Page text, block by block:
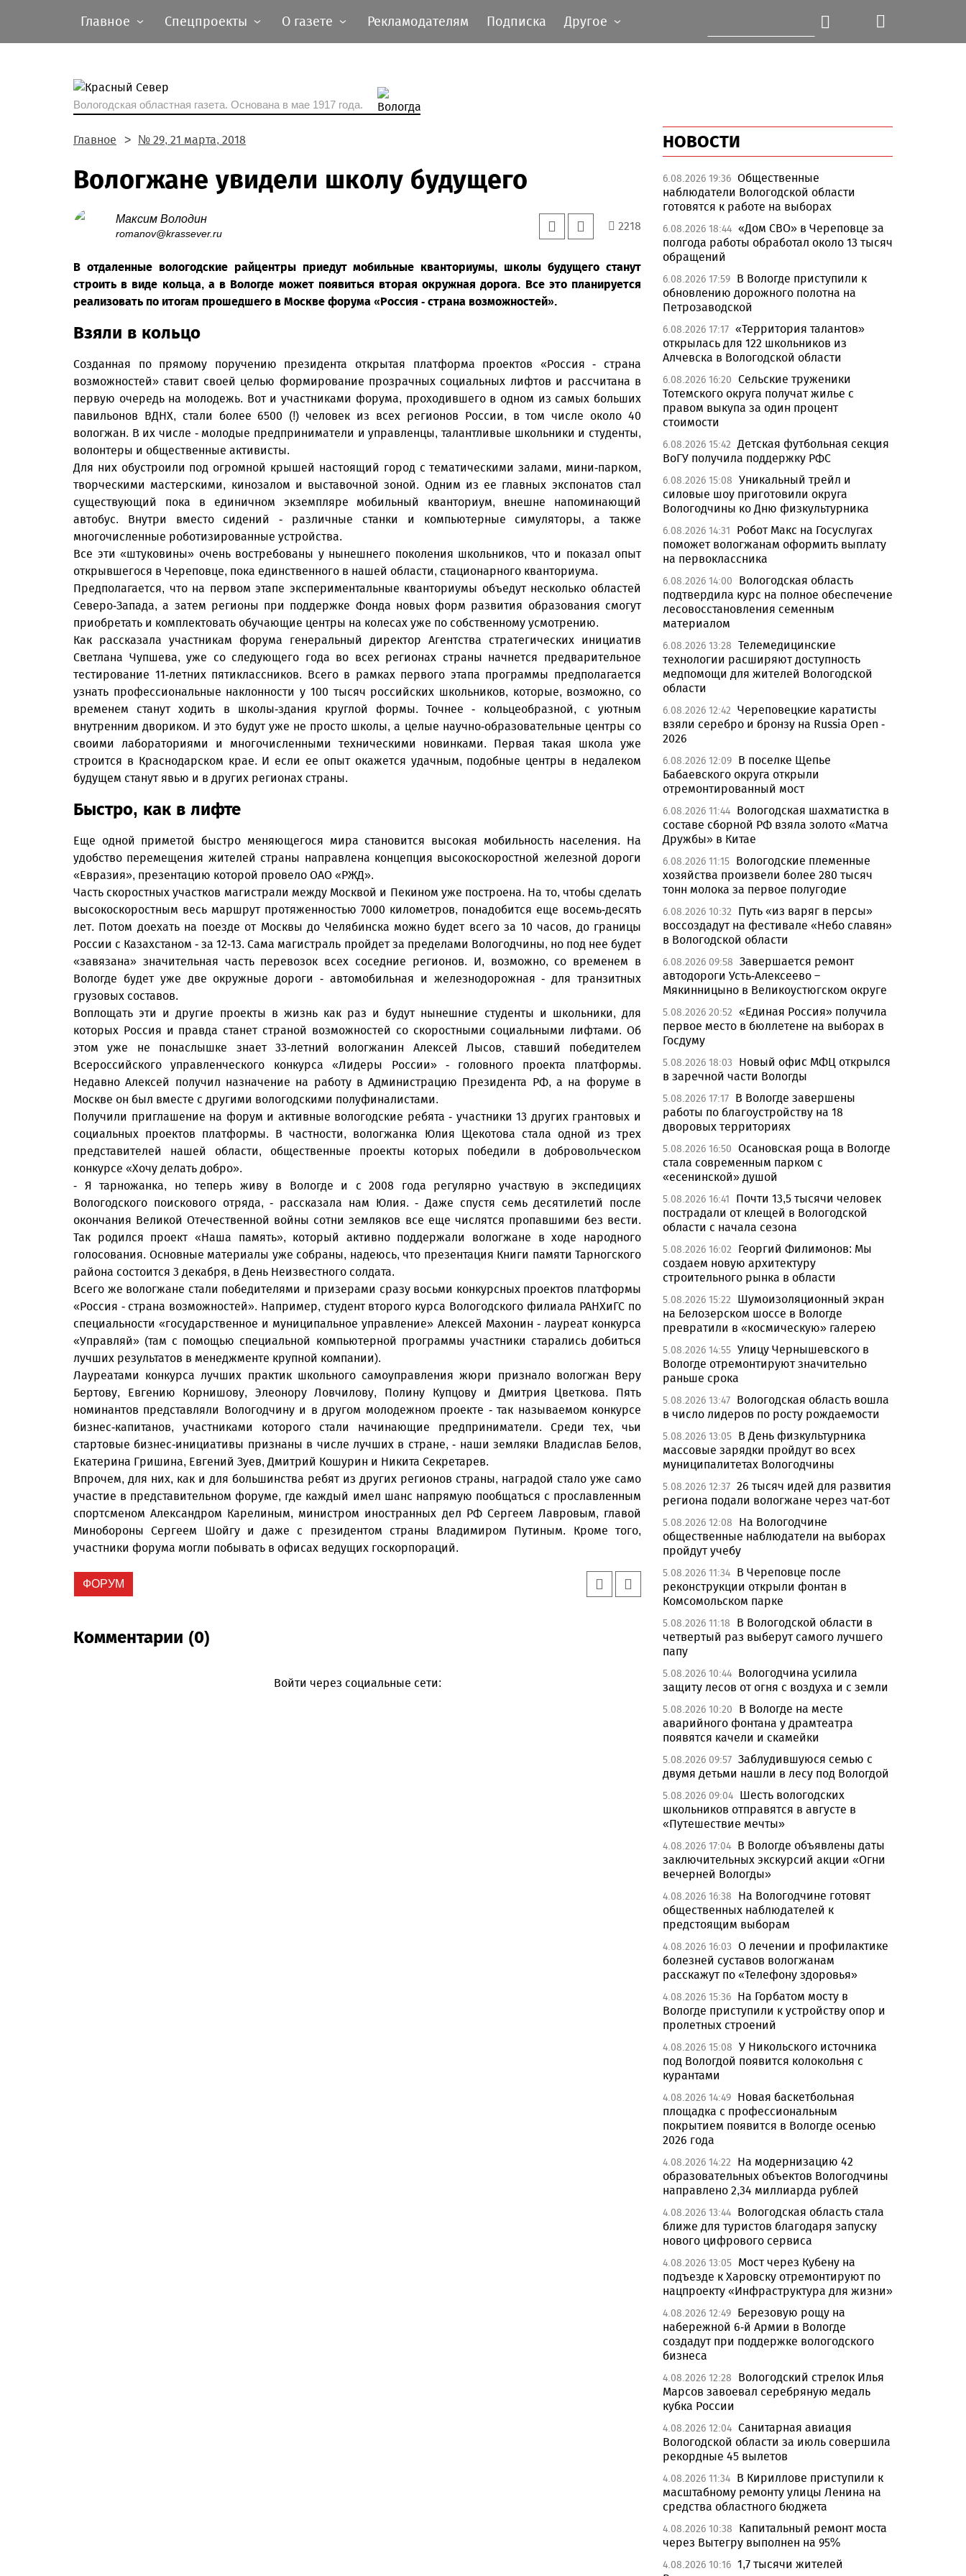
Главное Спецпроекты О газете Рекламодателям Подписка Другое
Вологодская областная газета. Основана в мае 1917 года.
Главное № 29, 21 марта, 2018
Вологжане увидели школу будущего
Максим Володин
romanov@krassever.ru
2218
В отдаленные вологодские райцентры приедут мобильные кванториумы, школы будущего станут
строить в виде кольца, а в Вологде может появиться вторая окружная дорога. Все это планируется
реализовать по итогам прошедшего в Москве форума «Россия - страна возможностей».
Взяли в кольцо
Созданная по прямому поручению президента открытая платформа проектов «Россия - страна
возможностей» ставит своей целью формирование прозрачных социальных лифтов и рассчитана в
первую очередь на молодежь. Вот и участниками форума, проходившего в одном из самых больших
павильонов ВДНХ, стали более 6500 (!) человек из всех регионов России, в том числе около 40
вологжан. В их числе - молодые предприниматели и управленцы, талантливые школьники и студенты,
волонтеры и общественные активисты.
Для них обустроили под огромной крышей настоящий город с тематическими залами, мини-парком,
творческими мастерскими, кинозалом и выставочной зоной. Одним из ее главных экспонатов стал
существующий пока в единичном экземпляре мобильный кванториум, внешне напоминающий
автобус. Внутри вместо сидений - различные станки и компьютерные симуляторы, а также
многочисленные роботизированные устройства.
Все эти «штуковины» очень востребованы у нынешнего поколения школьников, что и показал опыт
открывшегося в Череповце, пока единственного в нашей области, стационарного кванториума.
Предполагается, что на первом этапе экспериментальные кванториумы объедут несколько областей
Северо-Запада, а затем регионы при поддержке Фонда новых форм развития образования смогут
приобретать и комплектовать обучающие центры на колесах уже по собственному усмотрению.
Как рассказала участникам форума генеральный директор Агентства стратегических инициатив
Светлана Чупшева, уже со следующего года во всех регионах страны начнется предварительное
тестирование 11-летних пятиклассников. Всего в рамках первого этапа программы предполагается
узнать профессиональные наклонности у 100 тысяч российских школьников, которые, возможно, со
временем станут ходить в школы-здания круглой формы. Точнее - кольцеобразной, с уютным
внутренним двориком. И это будут уже не просто школы, а целые научно-образовательные центры со
своими лабораториями и многочисленными техническими новинками. Первая такая школа уже
строится в Краснодарском крае. И если ее опыт окажется удачным, подобные центры в недалеком
будущем станут явью и в других регионах страны.
Быстро, как в лифте
Еще одной приметой быстро меняющегося мира становится высокая мобильность населения. На
удобство перемещения жителей страны направлена концепция высокоскоростной железной дороги
«Евразия», презентацию которой провело ОАО «РЖД».
Часть скоростных участков магистрали между Москвой и Пекином уже построена. На то, чтобы сделать
высокоскоростным весь маршрут протяженностью 7000 километров, понадобится еще восемь-десять
лет. Потом доехать на поезде от Москвы до Челябинска можно будет всего за 10 часов, до границы
России с Казахстаном - за 12-13. Сама магистраль пройдет за пределами Вологодчины, но под нее будет
«завязана» значительная часть перевозок всех соседние регионов. И, возможно, со временем в
Вологде будет уже две окружные дороги - автомобильная и железнодорожная - для транзитных
грузовых составов.
Воплощать эти и другие проекты в жизнь как раз и будут нынешние студенты и школьники, для
которых Россия и правда станет страной возможностей со скоростными социальными лифтами. Об
этом уже не понаслышке знает 33-летний вологжанин Алексей Лысов, ставший победителем
Всероссийского управленческого конкурса «Лидеры России» - головного проекта платформы.
Недавно Алексей получил назначение на работу в Администрацию Президента РФ, а на форуме в
Москве он был вместе с другими вологодскими полуфиналистами.
Получили приглашение на форум и активные вологодские ребята - участники 13 других грантовых и
социальных проектов платформы. В частности, вологжанка Юлия Щекотова стала одной из трех
представителей нашей области, общественные проекты которых победили в добровольческом
конкурсе «Хочу делать добро».
- Я тарножанка, но теперь живу в Вологде и с 2008 года регулярно участвую в экспедициях
Вологодского поискового отряда, - рассказала нам Юлия. - Даже спустя семь десятилетий после
окончания Великой Отечественной войны сотни земляков все еще числятся пропавшими без вести.
Так родился проект «Наша память», который активно поддержали вологжане в ходе народного
голосования. Основные материалы уже собраны, надеюсь, что презентация Книги памяти Тарногского
района состоится 3 декабря, в День Неизвестного солдата.
Всего же вологжане стали победителями и призерами сразу восьми конкурсных проектов платформы
«Россия - страна возможностей». Например, студент второго курса Вологодского филиала РАНХиГС по
специальности «государственное и муниципальное управление» Алексей Махонин - лауреат конкурса
«Управляй» (там с помощью специальной компьютерной программы участники старались добиться
лучших результатов в менеджменте крупной компании).
Лауреатами конкурса лучших практик школьного самоуправления жюри признало вологжан Веру
Бертову, Евгению Корнишову, Элеонору Ловчилову, Полину Купцову и Дмитрия Цветкова. Пять
номинантов представляли Вологодчину и в другом молодежном проекте - так называемом конкурсе
бизнес-капитанов, участниками которого стали начинающие предприниматели. Среди тех, чьи
стартовые бизнес-инициативы признаны в числе лучших в стране, - наши земляки Владислав Белов,
Екатерина Гришина, Евгений Зуев, Дмитрий Кошурин и Никита Секретарев.
Впрочем, для них, как и для большинства ребят из других регионов страны, наградой стало уже само
участие в представительном форуме, где каждый имел шанс напрямую пообщаться с прославленным
спортсменом Александром Карелиным, министром иностранных дел РФ Сергеем Лавровым, главой
Минобороны Сергеем Шойгу и даже с президентом страны Владимиром Путиным. Кроме того,
участники форума могли побывать в офисах ведущих госкорпораций.
ФОРУМ
Комментарии (0)
Войти через социальные сети:
НОВОСТИ
6.08.2026 19:36 Общественные
наблюдатели Вологодской области
готовятся к работе на выборах
6.08.2026 18:44 «Дом СВО» в Череповце за
полгода работы обработал около 13 тысяч
обращений
6.08.2026 17:59 В Вологде приступили к
обновлению дорожного полотна на
Петрозаводской
6.08.2026 17:17 «Территория талантов»
открылась для 122 школьников из
Алчевска в Вологодской области
6.08.2026 16:20 Сельские труженики
Тотемского округа получат жилье с
правом выкупа за один процент
стоимости
6.08.2026 15:42 Детская футбольная секция
ВоГУ получила поддержку РФС
6.08.2026 15:08 Уникальный трейл и
силовые шоу приготовили округа
Вологодчины ко Дню физкультурника
6.08.2026 14:31
Робот Макс на Госуслугах
поможет вологжанам оформить выплату
на первоклассника
6.08.2026 14:00
Вологодская область
подтвердила курс на полное обеспечение
лесовосстановления семенным
материалом
6.08.2026 13:28 Телемедицинские
технологии расширяют доступность
медпомощи для жителей Вологодской
области
6.08.2026 12:42 Череповецкие каратисты
взяли серебро и бронзу на Russia Open -
2026
6.08.2026 12:09 В поселке Щепье
Бабаевского округа открыли
отремонтированный мост
6.08.2026 11:44 Вологодская шахматистка в
составе сборной РФ взяла золото «Матча
Дружбы» в Китае
6.08.2026 11:15 Вологодские племенные
хозяйства произвели более 280 тысяч
тонн молока за первое полугодие
6.08.2026 10:32
Путь «из варяг в персы»
воссоздадут на фестивале «Небо славян»
в Вологодской области
6.08.2026 09:58 Завершается ремонт
автодороги Усть-Алексеево –
Мякинницыно в Великоустюгском округе
5.08.2026 20:52 «Единая Россия» получила
первое место в бюллетене на выборах в
Госдуму
5.08.2026 18:03
Новый офис МФЦ открылся
в заречной части Вологды
5.08.2026 17:17 В Вологде завершены
работы по благоустройству на 18
дворовых территориях
5.08.2026 16:50 Осановская роща в Вологде
стала современным парком с
«есенинской» душой
5.08.2026 16:41
Почти 13,5 тысячи человек
пострадали от клещей в Вологодской
области с начала сезона
5.08.2026 16:02
Георгий Филимонов: Мы
создаем новую архитектуру
строительного рынка в области
5.08.2026 15:22
Шумоизоляционный экран
на Белозерском шоссе в Вологде
превратили в «космическую» галерею
5.08.2026 14:55 Улицу Чернышевского в
Вологде отремонтируют значительно
раньше срока
5.08.2026 13:47 Вологодская область вошла
в число лидеров по росту рождаемости
5.08.2026 13:05 В День физкультурника
массовые зарядки пройдут во всех
муниципалитетах Вологодчины
5.08.2026 12:37 26 тысяч идей для развития
региона подали вологжане через чат-бот
5.08.2026 12:08
На Вологодчине
общественные наблюдатели на выборах
пройдут учебу
5.08.2026 11:34 В Череповце после
реконструкции открыли фонтан в
Комсомольском парке
5.08.2026 11:18
В Вологодской области в
четвертый раз выберут самого лучшего
папу
5.08.2026 10:44 Вологодчина усилила
защиту лесов от огня с воздуха и с земли
5.08.2026 10:20
В Вологде на месте
аварийного фонтана у драмтеатра
появятся качели и скамейки
5.08.2026 09:57 Заблудившуюся семью с
двумя детьми нашли в лесу под Вологдой
5.08.2026 09:04 Шесть вологодских
школьников отправятся в августе в
«Путешествие мечты»
4.08.2026 17:04 В Вологде объявлены даты
заключительных экскурсий акции «Огни
вечерней Вологды»
4.08.2026 16:38
На Вологодчине готовят
общественных наблюдателей к
предстоящим выборам
4.08.2026 16:03 О лечении и профилактике
болезней суставов вологжанам
расскажут по «Телефону здоровья»
4.08.2026 15:36 На Горбатом мосту в
Вологде приступили к устройству опор и
пролетных строений
4.08.2026 15:08 У Никольского источника
под Вологдой появится колокольня с
курантами
4.08.2026 14:49 Новая баскетбольная
площадка с профессиональным
покрытием появится в Вологде осенью
2026 года
4.08.2026 14:22
На модернизацию 42
образовательных объектов Вологодчины
направлено 2,34 миллиарда рублей
4.08.2026 13:44 Вологодская область стала
ближе для туристов благодаря запуску
нового цифрового сервиса
4.08.2026 13:05 Мост через Кубену на
подъезде к Харовску отремонтируют по
нацпроекту «Инфраструктура для жизни»
4.08.2026 12:49 Березовую рощу на
набережной 6-й Армии в Вологде
создадут при поддержке вологодского
бизнеса
4.08.2026 12:28
Вологодский стрелок Илья
Марсов завоевал серебряную медаль
кубка России
4.08.2026 12:04 Санитарная авиация
Вологодской области за июль совершила
рекордные 45 вылетов
4.08.2026 11:34 В Кириллове приступили к
масштабному ремонту улицы Ленина на
средства областного бюджета
4.08.2026 10:38
Капитальный ремонт моста
через Вытегру выполнен на 95%
4.08.2026 10:16 1,7 тысячи жителей